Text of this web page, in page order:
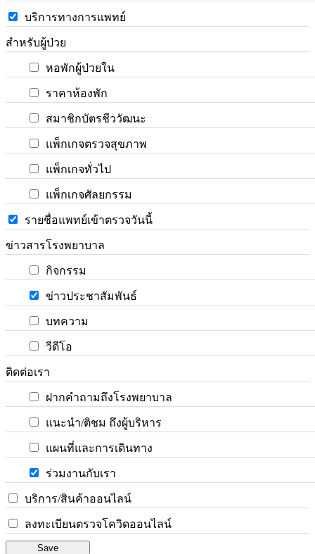
บริการทางการแพทย์
สำหรับผู้ป่วย
หอพักผู้ป่วยใน
ราคาห้องพัก
สมาชิกบัตรชีววัฒนะ
แพ็กเกจตรวจสุขภาพ
แพ็กเกจทั่วไป
แพ็กเกจศัลยกรรม
รายชื่อแพทย์เข้าตรวจวันนี้
ข่าวสารโรงพยาบาล
กิจกรรม
ข่าวประชาสัมพันธ์
บทความ
วีดีโอ
ติดต่อเรา
ฝากคำถามถึงโรงพยาบาล
แนะนำ/ติชม ถึงผู้บริหาร
แผนที่และการเดินทาง
ร่วมงานกับเรา
บริการ/สินค้าออนไลน์
ลงทะเบียนตรวจโควิดออนไลน์
Save